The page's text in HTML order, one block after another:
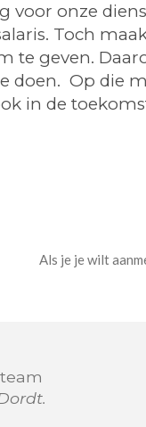
voor onze
Toch
te geven.
doen. Op die
in de
Als je je wilt